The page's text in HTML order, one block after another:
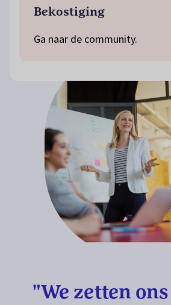
Bekostiging
Ga naar de community.
"We zetten